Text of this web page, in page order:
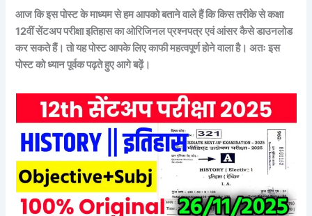
आज कि इस पोस्ट के माध्यम से हम आपको बताने वाले हैं कि किस तरीके से कक्षा
12वीं सेंटअप परीक्षाइतिहासका ओरिजिनल प्रश्नपत्र एवं आंसर कैसे डाउनलोड
कर सकते हैं। तो यह पोस्ट आपके लिए काफी महत्वपूर्ण होने वाला है। अतः इस
पोस्ट को ध्यान पूर्वक पढ़ते हुए आगे बढ़ें।